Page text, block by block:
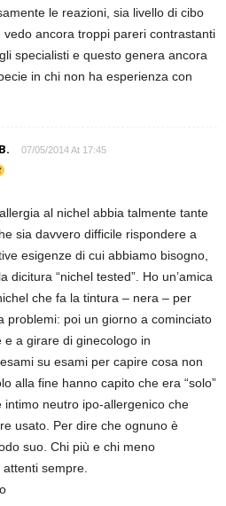
le reazioni, sia livello di cibo
ancora troppi pareri contrastanti
specialisti e questo genera ancora
in chi non ha esperienza con
07/05/2014 At 17:45
al nichel abbia talmente tante
sia davvero difficile rispondere a
esigenze di cui abbiamo bisogno,
dicitura “nichel tested”. Ho un’amica
che fa la tintura – nera – per
problemi: poi un giorno a cominciato
e a girare di ginecologo in
su esami per capire cosa non
alla fine hanno capito che era “solo”
intimo neutro ipo-allergenico che
usato. Per dire che ognuno è
suo. Chi più e chi meno
attenti sempre.